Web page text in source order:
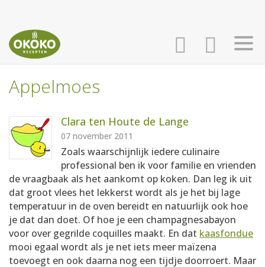
AANMELDEN
RECEPTEN
WEEKMENU'S
KOOKBOEKEN
Appelmoes
Clara ten Houte de Lange
07 november 2011
Zoals waarschijnlijk iedere culinaire
professional ben ik voor familie en vrienden
de vraagbaak als het aankomt op koken. Dan leg ik uit
dat groot vlees het lekkerst wordt als je het bij lage
temperatuur in de oven bereidt en natuurlijk ook hoe
je dat dan doet. Of hoe je een champagnesabayon
voor over gegrilde coquilles maakt. En dat kaasfondue
mooi egaal wordt als je net iets meer maïzena
toevoegt en ook daarna nog een tijdje doorroert. Maar